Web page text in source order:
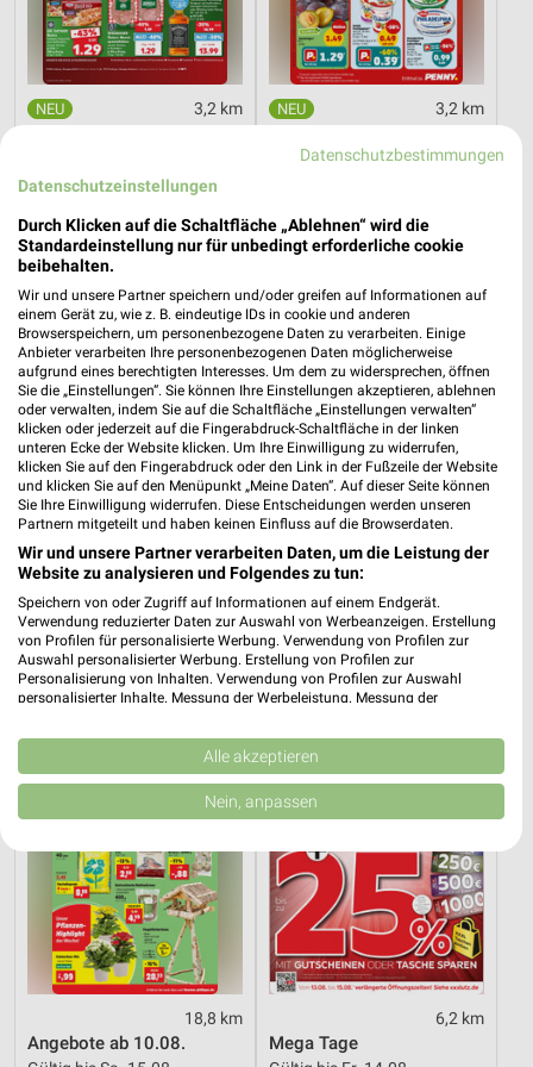
3,2 km 3,2 km
Gültig bis Sa. 15.08.
6,2 km
Gültig bis Fr. 14.08.
6,2 km
Gültig bis Fr. 14.08.
Thomas Philipps
18,8 km
Angebote ab 10.08.
XXXLutz
6,2 km
Mega Tage
Datenschutzbestimmungen
Datenschutzeinstellungen
Durch Klicken auf die Schaltfläche „Ablehnen“ wird die
Standardeinstellung nur für unbedingt erforderliche cookie
beibehalten.
Wir und unsere Partner speichern und/oder greifen auf Informationen auf
einem Gerät zu, wie z. B. eindeutige IDs in cookie und anderen
Browserspeichern, um personenbezogene Daten zu verarbeiten. Einige
Anbieter verarbeiten Ihre personenbezogenen Daten möglicherweise
aufgrund eines berechtigten Interesses. Um dem zu widersprechen, öffnen
Sie die „Einstellungen“. Sie können Ihre Einstellungen akzeptieren, ablehnen
oder verwalten, indem Sie auf die Schaltfläche „Einstellungen verwalten“
klicken oder jederzeit auf die Fingerabdruck-Schaltfläche in der linken
unteren Ecke der Website klicken. Um Ihre Einwilligung zu widerrufen,
klicken Sie auf den Fingerabdruck oder den Link in der Fußzeile der Website
und klicken Sie auf den Menüpunkt „Meine Daten“. Auf dieser Seite können
Sie Ihre Einwilligung widerrufen. Diese Entscheidungen werden unseren
Partnern mitgeteilt und haben keinen Einfluss auf die Browserdaten.
Wir und unsere Partner verarbeiten Daten, um die Leistung der
Website zu analysieren und Folgendes zu tun:
Speichern von oder Zugriff auf Informationen auf einem Endgerät.
Verwendung reduzierter Daten zur Auswahl von Werbeanzeigen. Erstellung
von Profilen für personalisierte Werbung. Verwendung von Profilen zur
Auswahl personalisierter Werbung. Erstellung von Profilen zur
Personalisierung von Inhalten. Verwendung von Profilen zur Auswahl
personalisierter Inhalte. Messung der Werbeleistung. Messung der
Kombinationen von Daten aus verschiedenen Quellen. Entwicklung und
Verbesserung der Angebote. Verwendung reduzierter Daten zur Auswahl
von Inhalten.
Daten können außerhalb der Europäischen Union weitergegeben und in die
Website/App.
Partnerliste anzeigen (1 IAB-Anbieter)
Wir nutzen Ihre Daten für folgende Zwecke:
IAB-Verarbeitungszwecke:
Speichern von oder Zugriff auf Informationen
Verwendung reduzierter Daten zur Auswahl von
Alle akzeptieren
Nein, anpassen